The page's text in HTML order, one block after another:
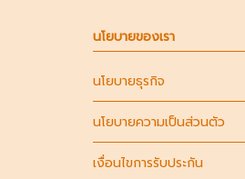
นโยบายของเรา
นโยบายธุรกิจ
นโยบายความเป็นส่วนตัว
เงื่อนไขการรับประกัน